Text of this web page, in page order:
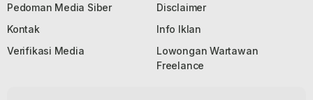
Pedoman Media Siber
Disclaimer
Kontak
Info Iklan
Verifikasi Media
Lowongan Wartawan
Freelance